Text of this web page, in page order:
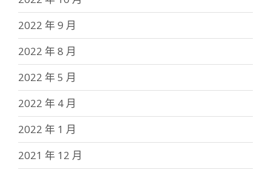
2022 年 9 月
2022 年 8 月
2022 年 5 月
2022 年 4 月
2022 年 1 月
2021 年 12 月